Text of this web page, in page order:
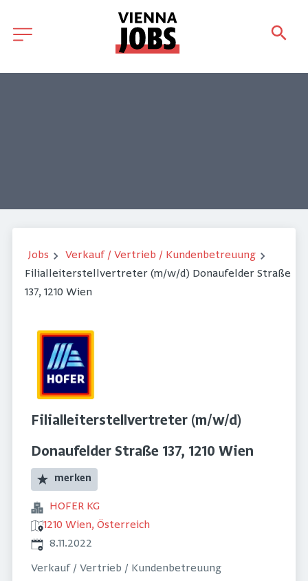
Jobs
Verkauf / Vertrieb / Kundenbetreuung
Filialleiterstellvertreter (m/w/d) Donaufelder Straße
137, 1210 Wien
Filialleiterstellvertreter (m/w/d)
Donaufelder Straße 137, 1210 Wien
merken
HOFER KG
1210 Wien, Österreich
Veröffentlicht
8.11.2022
Verkauf / Vertrieb / Kundenbetreuung